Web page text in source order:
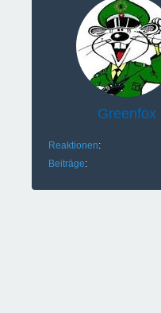
Greenfox
Reaktionen
Beiträge